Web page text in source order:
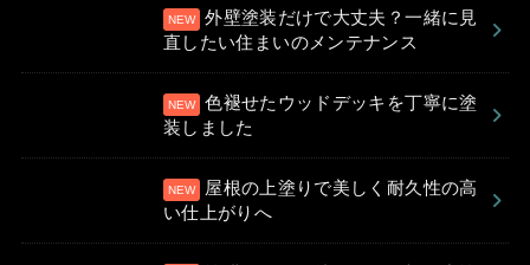
外壁塗装だけで大丈夫？一緒に見
直したい住まいのメンテナンス
色褪せたウッドデッキを丁寧に塗
装しました
屋根の上塗りで美しく耐久性の高
い仕上がりへ